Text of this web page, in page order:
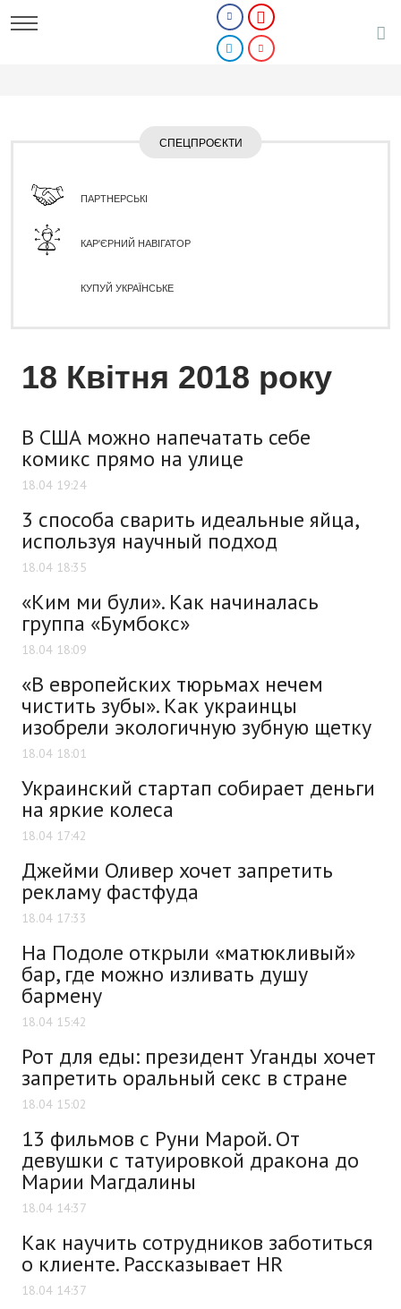
СПЕЦПРОЄКТИ
ПАРТНЕРСЬКІ
КАР'ЄРНИЙ НАВІГАТОР
КУПУЙ УКРАЇНСЬКЕ
18 Квітня 2018 року
В США можно напечатать себе
комикс прямо на улице
18.04 19:24
3 способа сварить идеальные яйца,
используя научный подход
18.04 18:35
«Ким ми були». Как начиналась
группа «Бумбокс»
18.04 18:09
«В европейских тюрьмах нечем
чистить зубы». Как украинцы
изобрели экологичную зубную щетку
18.04 18:01
Украинский стартап собирает деньги
на яркие колеса
18.04 17:42
Джейми Оливер хочет запретить
рекламу фастфуда
18.04 17:33
На Подоле открыли «матюкливый»
бар, где можно изливать душу
бармену
18.04 15:42
Рот для еды: президент Уганды хочет
запретить оральный секс в стране
18.04 15:02
13 фильмов с Руни Марой. От
девушки с татуировкой дракона до
Марии Магдалины
18.04 14:37
Как научить сотрудников заботиться
о клиенте. Рассказывает HR
18.04 14:37